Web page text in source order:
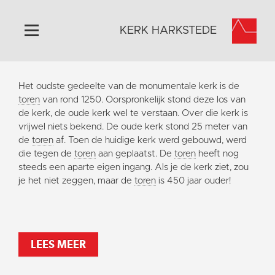
Home
Algemeen
Historie
Omgeving
Activiteiten
Steun ons
KERK HARKSTEDE
Het oudste gedeelte van de monumentale kerk is de
toren van rond 1250. Oorspronkelijk stond deze los van
de kerk, de oude kerk wel te verstaan. Over die kerk is
vrijwel niets bekend. De oude kerk stond 25 meter van
de toren af. Toen de huidige kerk werd gebouwd, werd
die tegen de toren aan geplaatst. De toren heeft nog
steeds een aparte eigen ingang. Als je de kerk ziet, zou
je het niet zeggen, maar de toren is 450 jaar ouder!
LEES MEER